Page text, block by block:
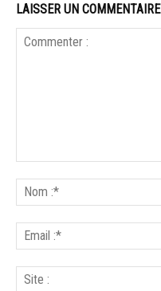
LAISSER UN COMMENTAIRE